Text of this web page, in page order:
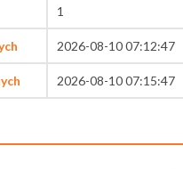
1
2026-08-10 07:12:47
2026-08-10 07:15:47